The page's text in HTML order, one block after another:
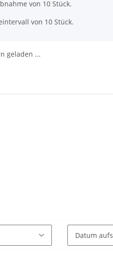
von 10 Stück.
von 10 Stück.
geladen ...